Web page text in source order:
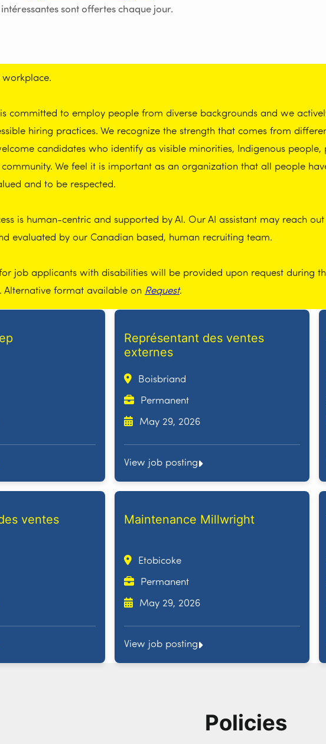
sont offertes chaque jour.
workplace.
committed to employ people from diverse backgrounds and we
hiring practices. We recognize the strength that comes from
candidates who identify as visible minorities, Indigenous
community. We feel it is important as an organization that all people
and to be respected.
is human-centric and supported by AI. Our AI assistant may reach
evaluated by our Canadian based, human recruiting team.
job applicants with disabilities will be provided upon request during
Alternative format available on Request.
Représentant des ventes
externes
Boisbriand
Permanent
May 29, 2026
View job posting
ventes
Maintenance Millwright
Etobicoke
Permanent
May 29, 2026
View job posting
Policies